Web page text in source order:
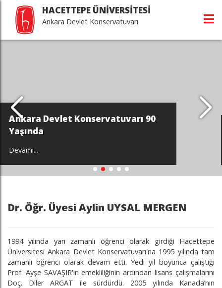
HACETTEPE ÜNİVERSİTESİ
Ankara Devlet Konservatuvarı
90
Dr. Öğr. Üyesi Aylin UYSAL MERGEN
1994 yılında yarı zamanlı öğrenci olarak girdiği Hacettepe
Üniversitesi Ankara Devlet Konservatuvarı'na 1995 yılında tam
zamanlı öğrenci olarak devam etti. Yedi yıl boyunca çalıştığı
Prof. Ayşe SAVAŞIR'ın emekliliğinin ardından lisans çalışmalarını
Doç. Diler ARGAT ile sürdürdü. 2005 yılında Kanada’nın